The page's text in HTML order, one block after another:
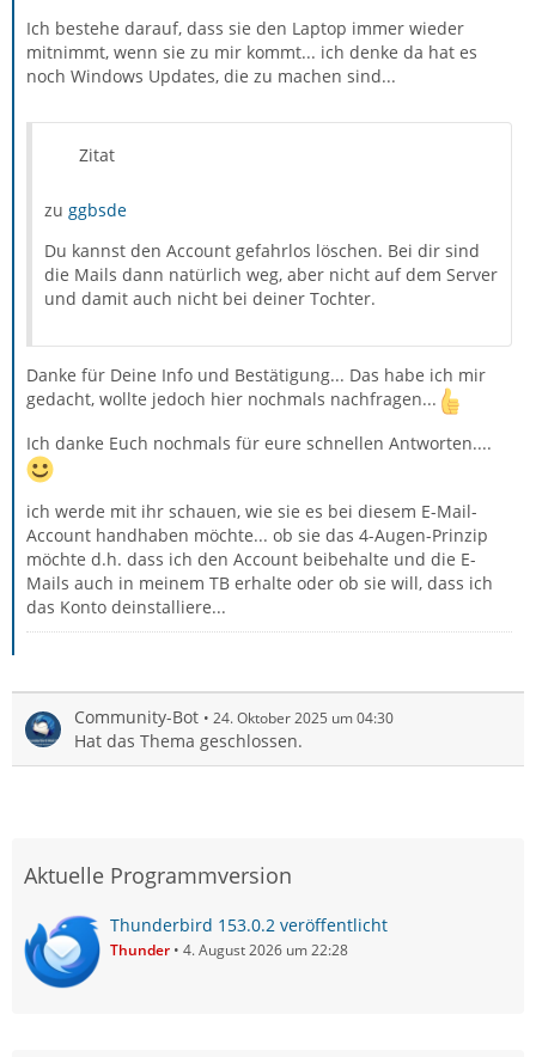
Ich bestehe darauf, dass sie den Laptop immer wieder
mitnimmt, wenn sie zu mir kommt... ich denke da hat es
noch Windows Updates, die zu machen sind...
Zitat
zu ggbsde
Du kannst den Account gefahrlos löschen. Bei dir sind
die Mails dann natürlich weg, aber nicht auf dem Server
und damit auch nicht bei deiner Tochter.
Danke für Deine Info und Bestätigung... Das habe ich mir
gedacht, wollte jedoch hier nochmals nachfragen...
Ich danke Euch nochmals für eure schnellen Antworten....
ich werde mit ihr schauen, wie sie es bei diesem E-Mail-
Account handhaben möchte... ob sie das 4-Augen-Prinzip
möchte d.h. dass ich den Account beibehalte und die E-
Mails auch in meinem TB erhalte oder ob sie will, dass ich
das Konto deinstalliere...
Community-Bot 24. Oktober 2025 um 04:30
Hat das Thema geschlossen.
Aktuelle Programmversion
Thunderbird 153.0.2 veröffentlicht
Thunder 4. August 2026 um 22:28